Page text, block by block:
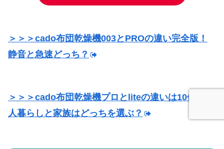
＞＞＞cado布団乾燥機003とPROの違い完全版！
静音と急速どっち？
＞＞＞cado布団乾燥機プロとliteの違いは10個！一
人暮らしと家族はどっちを選ぶ？